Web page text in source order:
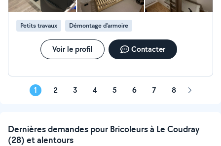
Petits travaux Démontage d'armoire
Voir le profil Contacter
1 2 3 4 5 6 7 8 Page
Dernières demandes pour Bricoleurs à Le Coudray
(28) et alentours